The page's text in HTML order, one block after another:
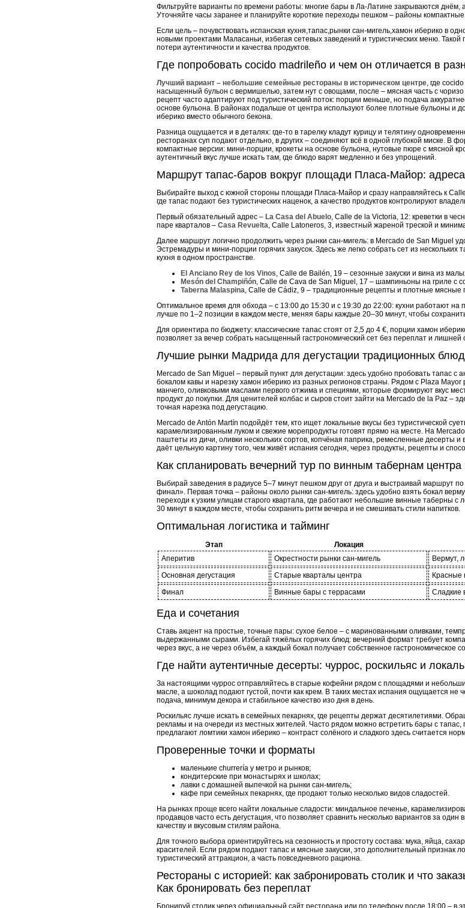
Фильтруйте варианты по времени работы: многие бары в Ла-Латине закрываются днём,
Уточняйте часы заранее и планируйте короткие переходы пешком – районы
Если цель – почувствовать испанская кухня,тапас,рынки сан-мигель,хамон иберико в
новыми проектами Маласаньи, избегая сетевых заведений и туристических меню.
потери аутентичности и качества продуктов.
Где попробовать cocido madrileño и чем он отличается в
Лучший вариант – небольшие семейные рестораны в историческом центре , где
насыщенный бульон с вермишелью, затем нут с овощами, после – мясная часть с
рецепт часто адаптируют под туристический поток: порции меньше, но подача
основе бульона. В районах подальше от центра используют более плотные бульоны и
иберико вместо обычного бекона.
Разница ощущается и в деталях: где-то в тарелку кладут курицу и телятину
ресторанах суп подают отдельно, в других – соединяют всё в одной глубокой миске. В
компактные версии: мини-порции, крокеты на основе бульона, нутовые пюре с мясной
аутентичный вкус лучше искать там, где блюдо варят медленно и без упрощений.
Маршрут тапас-баров вокруг площади Пласа-Майор:
Выбирайте выход с южной стороны площади Пласа-Майор и сразу направляйтесь к
где тапас подают без туристических наценок, а качество продуктов контролируют
Первый обязательный адрес – La Casa del Abuelo , Calle de la Victoria, 12: креветки в
паре кварталов – Casa Revuelta , Calle Latoneros, 3, известный жареной треской и
Далее маршрут логично продолжить через рынки сан-мигель: в Mercado de San Miguel
Эстремадуры и мини-порции горячих закусок. Здесь же легко собрать сет из
кухня в одном пространстве.
El Anciano Rey de los Vinos , Calle de Bailén, 19 – сезонные закуски и вина из
Mesón del Champiñón , Calle de Cava de San Miguel, 17 – шампиньоны на гриле с
Taberna Malaspina , Calle de Cádiz, 9 – традиционные рецепты и плотные мясные
Оптимальное время для обхода – с 13:00 до 15:30 и с 19:30 до 22:00: кухни работают
лучше по 1–2 позиции в каждом месте, меняя бары каждые 20–30 минут, чтобы
Для ориентира по бюджету: классические тапас стоят от 2,5 до 4 €, порции хамон
позволяет за вечер собрать насыщенный гастрономический сет без переплат и лишней
Лучшие рынки Мадрида для дегустации традиционных блюд
Mercado de San Miguel – первый пункт для дегустации: здесь удобно пробовать тапас с
бокалом кавы и нарезку хамон иберико из разных регионов страны. Рядом с Plaza
манчего, оливковыми маслами первого отжима и специями, которые формируют вкус
продукт до покупки. Для ценителей колбас и сыров стоит зайти на Mercado de la Paz –
точная нарезка под дегустацию.
Mercado de Antón Martín подойдёт тем, кто ищет локальные вкусы без туристической
карамелизированным луком и свежие морепродукты готовят прямо на месте. На
паштеты из дичи, оливки нескольких сортов, копчёная паприка, ремесленные десерты
даёт цельную картину того, чем живёт испания сегодня, через продукты, рецепты и
Как спланировать вечерний тур по винным табернам центра
Выбирай заведения в радиусе 5–7 минут пешком друг от друга и выстраивай маршрут
финал». Первая точка – районы около рынки сан-мигель: здесь удобно взять бокал
переходи к узким улицам старого квартала, где работают небольшие винные таберны
30 минут в каждом месте, чтобы сохранить ритм вечера и не смешивать стили напитков.
Оптимальная логистика и тайминг
Этап Локация
Аперитив
Окрестности рынки сан-мигель Вермут,
Основная дегустация
Старые кварталы центра Красные
Финал
Винные бары с террасами Сладкие
Еда и сочетания
Ставь акцент на простые, точные пары: сухое белое – с маринованными оливками,
выдержанными сырами. Избегай тяжёлых горячих блюд: вечерний формат требует
через вкус, а не через объём, а каждый бокал получает собственное гастрономическое
Где найти аутентичные десерты: чуррос, роскильяс и
За настоящими чуррос отправляйтесь в старые кофейни рядом с площадями и
масле, а шоколад подают густой, почти как крем. В таких местах испания ощущается не
подача, минимум декора и стабильное качество изо дня в день.
Роскильяс лучше искать в семейных пекарнях, где рецепты держат десятилетиями.
рекламы и на очереди из местных жителей. Часто рядом можно встретить бары с тапас,
предлагают ломтики хамон иберико – контраст солёного и сладкого здесь считается
Проверенные точки и форматы
маленькие churrería у метро и рынков;
кондитерские при монастырях и школах;
лавки с домашней выпечкой на рынки сан-мигель;
кафе при семейных пекарнях, где продают только несколько видов сладостей.
На рынках проще всего найти локальные сладости: миндальное печенье,
продавцов часто есть дегустация, что позволяет сравнить несколько вариантов за
качеству и вкусовым стилям района.
Для точного выбора ориентируйтесь на сезонность и простоту состава: мука, яйца,
красителей. Если рядом подают тапас и мясные закуски, это дополнительный признак
туристический аттракцион, а часть повседневного рациона.
Рестораны с историей: как забронировать столик и что
Как бронировать без переплат
Бронируй столик через официальный сайт ресторана или по телефону после 18:00 – в